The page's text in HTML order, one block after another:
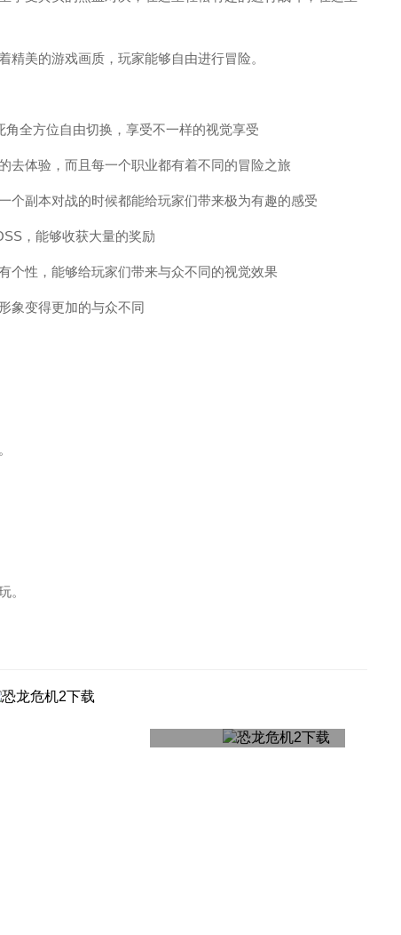
美的游戏画质，玩家能够自由进行冒险。
全方位自由切换，享受不一样的视觉享受
体验，而且每一个职业都有着不同的冒险之旅
副本对战的时候都能给玩家们带来极为有趣的感受
，能够收获大量的奖励
性，能够给玩家们带来与众不同的视觉效果
象变得更加的与众不同
。